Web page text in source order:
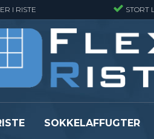
I RISTE STORT
SOKKELAFFUGTER